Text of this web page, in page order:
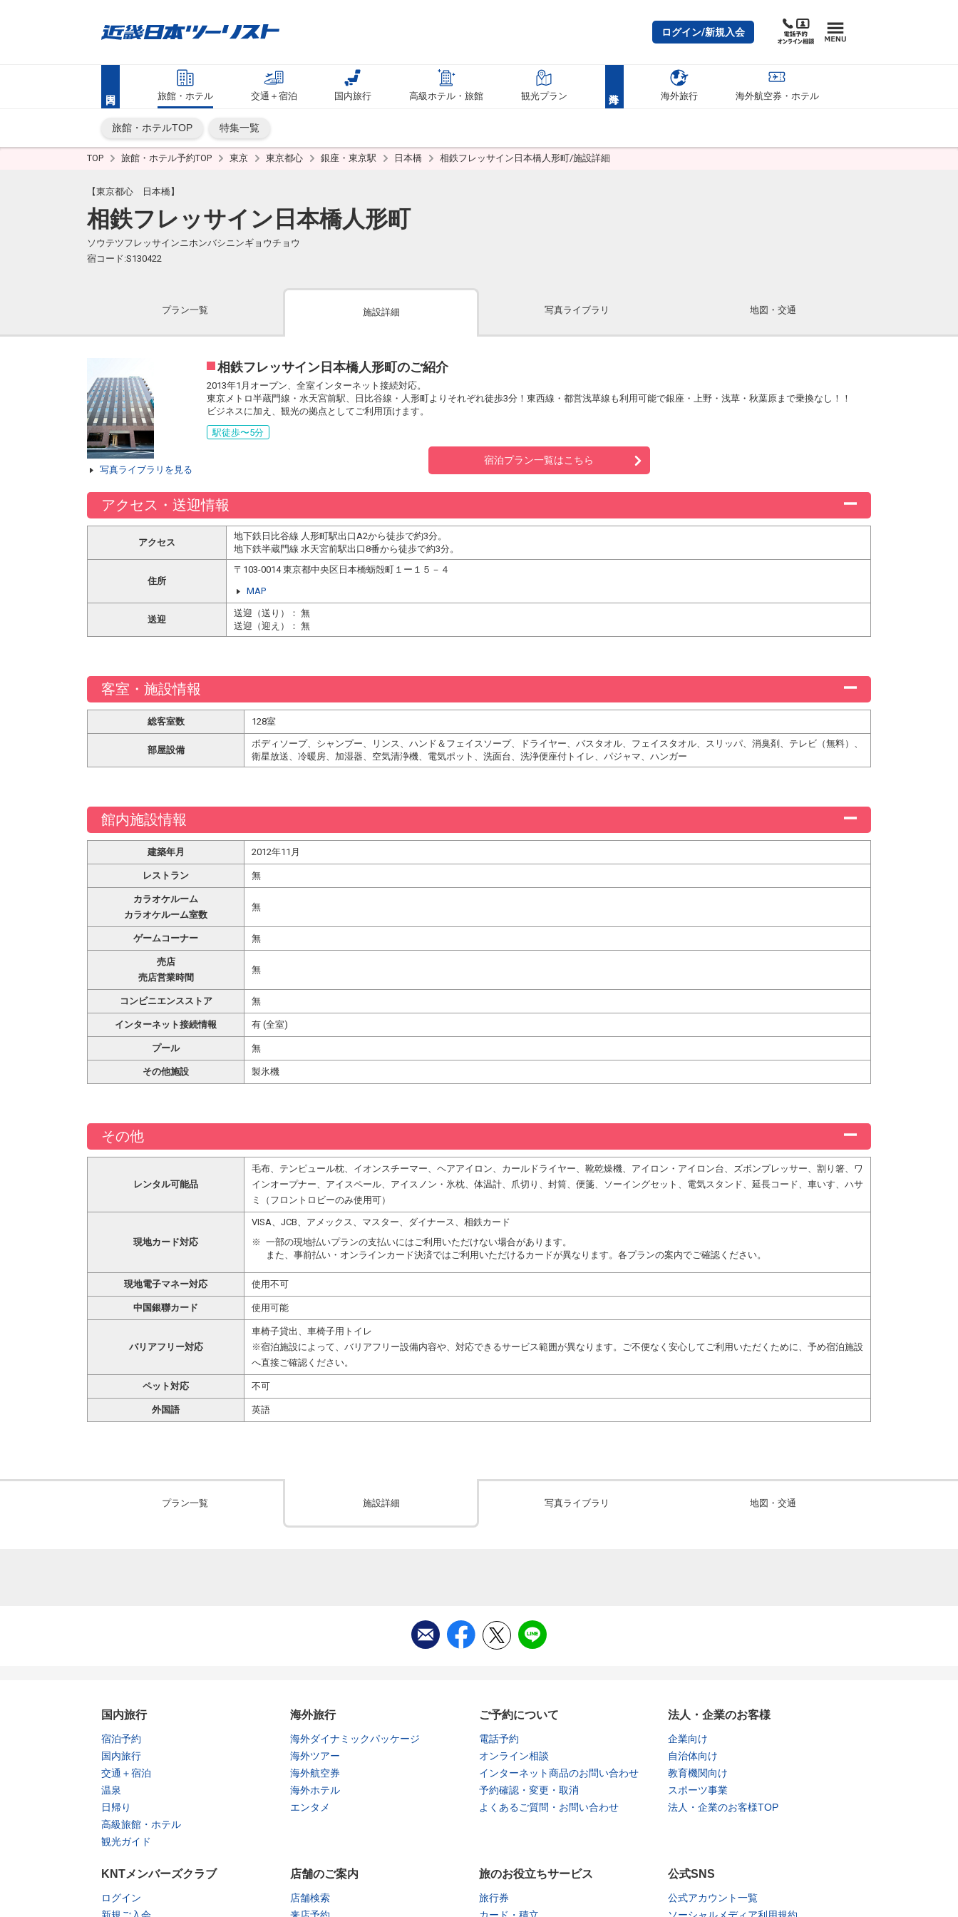
ログイン/新規入会
旅館・ホテル 交通＋宿泊 国内旅行 高級ホテル・旅館 観光プラン 海外旅行 海外航空券・ホテル
旅館・ホテルTOP 特集一覧
TOP 旅館・ホテル予約TOP 東京 東京都心 銀座・東京駅 日本橋 相鉄フレッサイン日本橋人形町/施設詳細
【東京都心 日本橋】
相鉄フレッサイン日本橋人形町
ソウテツフレッサインニホンバシニンギョウチョウ
宿コード:S130422
プラン一覧 施設詳細 写真ライブラリ 地図・交通
写真ライブラリを見る
相鉄フレッサイン日本橋人形町のご紹介
2013年1月オープン、全室インターネット接続対応。
東京メトロ半蔵門線・水天宮前駅、日比谷線・人形町よりそれぞれ徒歩3分！東西線・都営浅草線も利用可能で銀座・上野・浅草・秋葉原まで乗換なし！！
ビジネスに加え、観光の拠点としてご利用頂けます。
駅徒歩〜5分
宿泊プラン一覧はこちら
アクセス・送迎情報
アクセス
地下鉄日比谷線 人形町駅出口A2から徒歩で約3分。
地下鉄半蔵門線 水天宮前駅出口8番から徒歩で約3分。
住所
〒103-0014 東京都中央区日本橋蛎殻町１ー１５－４
MAP
送迎
送迎（送り）： 無
送迎（迎え）： 無
客室・施設情報
総客室数 128室
部屋設備
ボディソープ、シャンプー、リンス、ハンド＆フェイスソープ、ドライヤー、バスタオル、フェイスタオル、スリッパ、消臭剤、テレビ（無料）、
衛星放送、冷暖房、加湿器、空気清浄機、電気ポット、洗面台、洗浄便座付トイレ、パジャマ、ハンガー
館内施設情報
建築年月 2012年11月
レストラン 無
カラオケルーム
カラオケルーム室数
無
ゲームコーナー 無
売店
売店営業時間
無
コンビニエンスストア 無
インターネット接続情報 有 (全室)
プール 無
その他施設 製氷機
その他
レンタル可能品
毛布、テンピュール枕、イオンスチーマー、ヘアアイロン、カールドライヤー、靴乾燥機、アイロン・アイロン台、ズボンプレッサー、割り箸、ワ
インオープナー、アイスペール、アイスノン・氷枕、体温計、爪切り、封筒、便箋、ソーイングセット、電気スタンド、延長コード、車いす、ハサ
ミ（フロントロビーのみ使用可）
現地カード対応
VISA、JCB、アメックス、マスター、ダイナース、相鉄カード
一部の現地払いプランの支払いにはご利用いただけない場合があります。
また、事前払い・オンラインカード決済ではご利用いただけるカードが異なります。各プランの案内でご確認ください。
現地電子マネー対応 使用不可
中国銀聯カード 使用可能
バリアフリー対応
車椅子貸出、車椅子用トイレ
※宿泊施設によって、バリアフリー設備内容や、対応できるサービス範囲が異なります。ご不便なく安心してご利用いただくために、予め宿泊施設
へ直接ご確認ください。
ペット対応 不可
外国語 英語
プラン一覧 施設詳細 写真ライブラリ 地図・交通
国内旅行
宿泊予約
国内旅行
交通＋宿泊
温泉
日帰り
高級旅館・ホテル
観光ガイド
海外旅行
海外ダイナミックパッケージ
海外ツアー
海外航空券
海外ホテル
エンタメ
ご予約について
電話予約
オンライン相談
インターネット商品のお問い合わせ
予約確認・変更・取消
よくあるご質問・お問い合わせ
法人・企業のお客様
企業向け
自治体向け
教育機関向け
スポーツ事業
法人・企業のお客様TOP
KNTメンバーズクラブ
ログイン
店舗のご案内
店舗検索
旅のお役立ちサービス
旅行券
公式SNS
公式アカウント一覧